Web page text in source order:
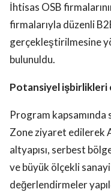
İhtisas OSB
firmalarıyla düzenli
gerçekleştirilmesine
bulunuldu.
Potansiyel işbirlikleri
Program kapsamında
Zone ziyaret edilerek
altyapısı, serbest
ve büyük ölçekli
değerlendirmeler